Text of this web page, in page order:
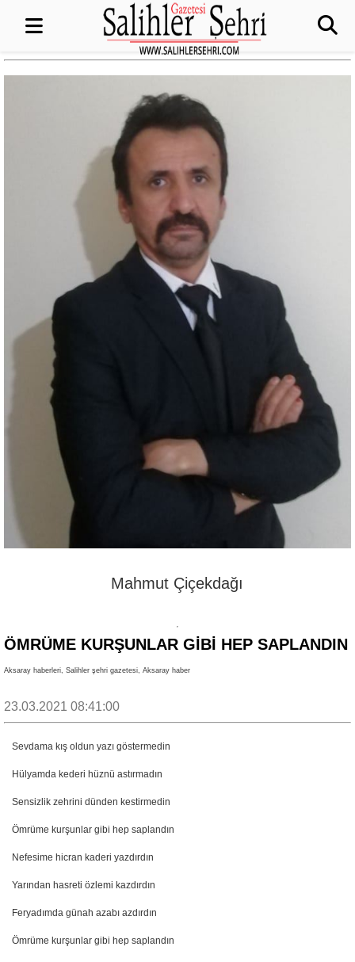
Mahmut Çiçekdağı
ÖMRÜME KURŞUNLAR GİBİ HEP SAPLANDIN
Aksaray haberleri, Salihler şehri gazetesi, Aksaray haber
23.03.2021 08:41:00
Sevdama kış oldun yazı göstermedin
Hülyamda kederi hüznü astırmadın
Sensizlik zehrini dünden kestirmedin
Ömrüme kurşunlar gibi hep saplandın
Nefesime hicran kaderi yazdırdın
Yarından hasreti özlemi kazdırdın
Feryadımda günah azabı azdırdın
Ömrüme kurşunlar gibi hep saplandın